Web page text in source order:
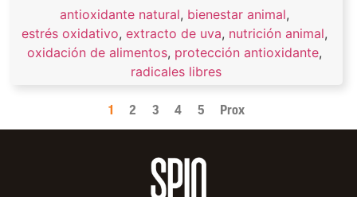
antioxidante natural, bienestar animal,
estrés oxidativo, extracto de uva, nutrición animal,
oxidación de alimentos, protección antioxidante,
radicales libres
1 2 3 4 5 Prox